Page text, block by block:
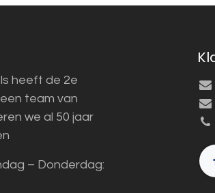
heeft de 2e
team van
we al 50 jaar
– Donderdag: